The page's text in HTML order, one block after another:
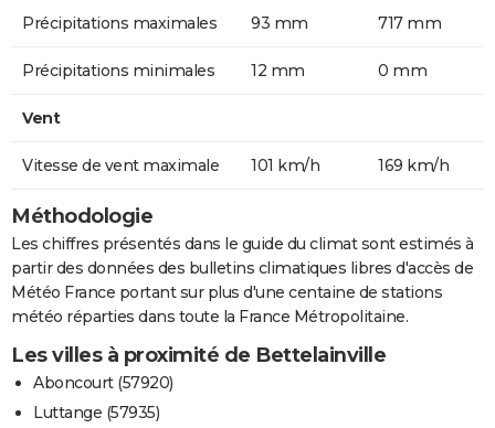
Précipitations maximales 93 mm 717 mm
Précipitations minimales 12 mm 0 mm
Vent
Vitesse de vent maximale 101 km/h 169 km/h
Méthodologie
Les chiffres présentés dans le guide du climat sont estimés à
partir des données des bulletins climatiques libres d'accès de
Météo France portant sur plus d'une centaine de stations
météo réparties dans toute la France Métropolitaine.
Les villes à proximité de Bettelainville
Aboncourt (57920)
Luttange (57935)